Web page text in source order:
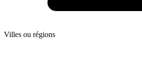
Villes ou régions